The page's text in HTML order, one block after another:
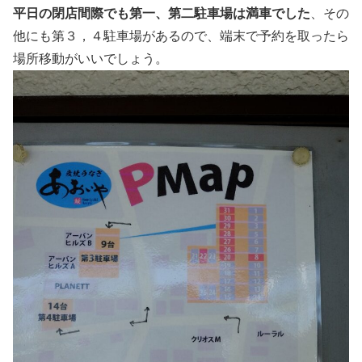
平日の閉店間際でも第一、第二駐車場は満車でした 、その
他にも第３，４駐車場があるので、端末で予約を取ったら
場所移動がいいでしょう。